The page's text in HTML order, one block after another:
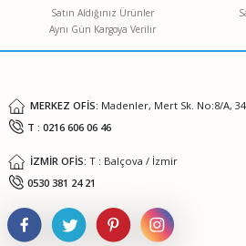
Ürün bilgilerinde hatalar bulunuyor.
Ürün fiyatı diğer sitelerden daha pahalı.
Satın Aldığınız Ürünler
Aynı Gün Kargoya Verilir
MERKEZ OFİS: Madenler, Mert Sk. No:8/A,
T : 0216 606 06 46
İZMİR OFİS: T : Balçova / İzmir
0530 381 24 21